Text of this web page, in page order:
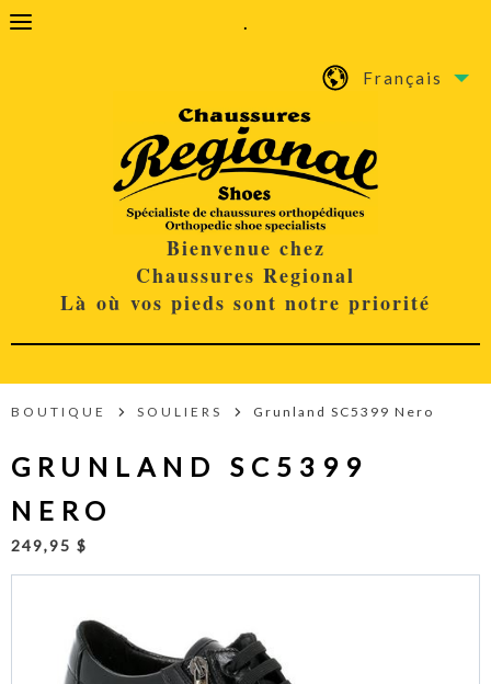
.
Français
Bienvenue chez
Chaussures Regional
Là où vos pieds sont notre priorité
BOUTIQUE SOULIERS Grunland SC5399 Nero
GRUNLAND SC5399
NERO
249,95 $